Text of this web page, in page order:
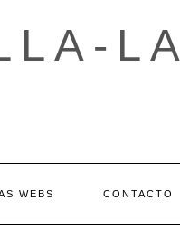
LA
WEBS CONTACTO